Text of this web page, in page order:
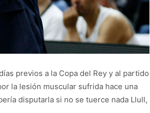
previos a la Copa del Rey y al partido
la lesión muscular sufrida hace una
disputarla si no se tuerce nada Llull,